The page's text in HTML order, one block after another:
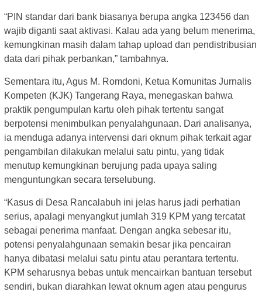
“PIN standar dari bank biasanya berupa angka 123456 dan
wajib diganti saat aktivasi. Kalau ada yang belum menerima,
kemungkinan masih dalam tahap upload dan pendistribusian
data dari pihak perbankan,” tambahnya.
Sementara itu, Agus M. Romdoni, Ketua Komunitas Jurnalis
Kompeten (KJK) Tangerang Raya, menegaskan bahwa
praktik pengumpulan kartu oleh pihak tertentu sangat
berpotensi menimbulkan penyalahgunaan. Dari analisanya,
ia menduga adanya intervensi dari oknum pihak terkait agar
pengambilan dilakukan melalui satu pintu, yang tidak
menutup kemungkinan berujung pada upaya saling
menguntungkan secara terselubung.
“Kasus di Desa Rancalabuh ini jelas harus jadi perhatian
serius, apalagi menyangkut jumlah 319 KPM yang tercatat
sebagai penerima manfaat. Dengan angka sebesar itu,
potensi penyalahgunaan semakin besar jika pencairan
hanya dibatasi melalui satu pintu atau perantara tertentu.
KPM seharusnya bebas untuk mencairkan bantuan tersebut
sendiri, bukan diarahkan lewat oknum agen atau pengurus